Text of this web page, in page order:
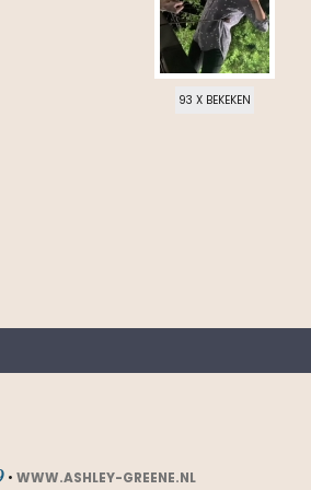
93 X BEKEKEN
• WWW.ASHLEY-GREENE.NL